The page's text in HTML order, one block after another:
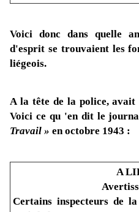
Voici donc dans quelle
d'esprit se trouvaient les
liégeois.
A la tête de la police,
Voici ce qu 'en dit le
Travail » en octobre 1943 :
A
Certains inspecteurs de